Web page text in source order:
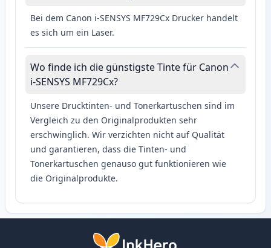
Bei dem Canon i-SENSYS MF729Cx Drucker handelt
es sich um ein Laser.
Wo finde ich die günstigste Tinte für Canon
i-SENSYS MF729Cx?
Unsere Drucktinten- und Tonerkartuschen sind im
Vergleich zu den Originalprodukten sehr
erschwinglich. Wir verzichten nicht auf Qualität
und garantieren, dass die Tinten- und
Tonerkartuschen genauso gut funktionieren wie
die Originalprodukte.